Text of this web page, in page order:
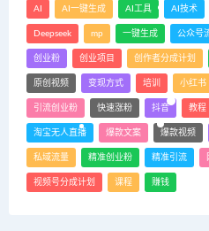
AI AI一键生成 AI工具 AI技术
Deepseek mp 一键生成 公众号
创业粉 创业项目 创作者分成计划
原创视频 变现方式 培训 小红书
引流创业粉 快速涨粉 抖音 教程
淘宝无人直播 爆款文案 爆款视频
私域流量 精准创业粉 精准引流
视频号分成计划 课程 赚钱